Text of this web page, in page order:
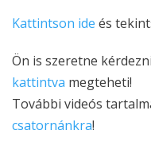
Kattintson ide és
Ön is szeretne kérdezni
kattintva megteheti!
További videós
csatornánkra!